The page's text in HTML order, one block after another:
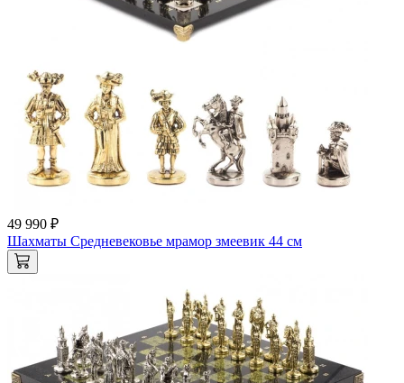
49 990 ₽
Шахматы Средневековье мрамор змеевик 44 см